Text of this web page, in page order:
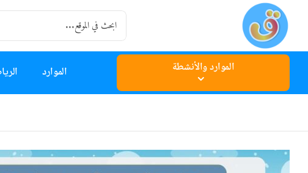
content
Search
for:
الموارد والأنشطة الموارد